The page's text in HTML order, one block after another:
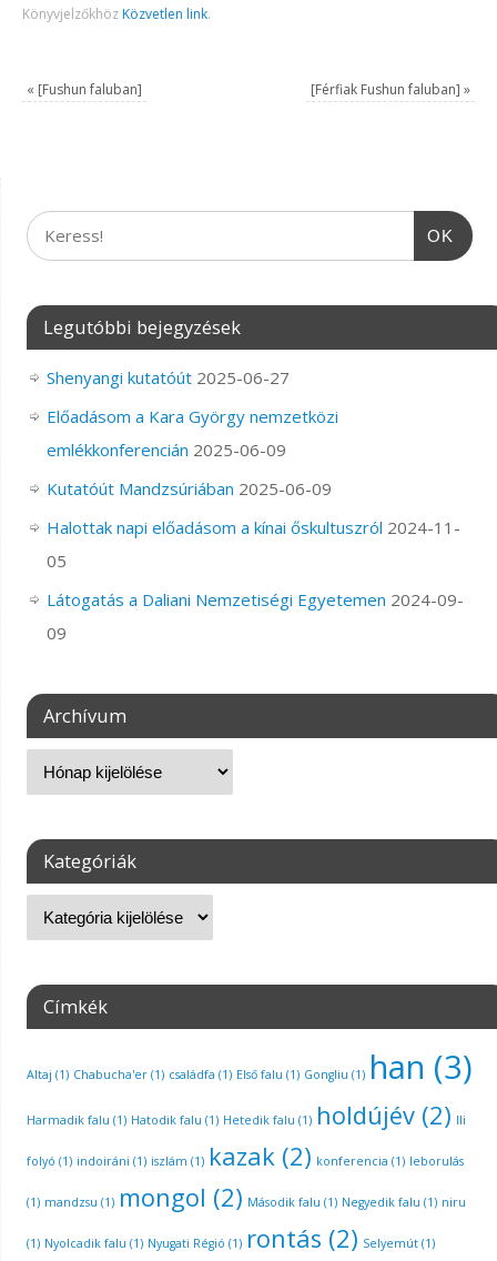
Könyvjelzőkhöz Közvetlen link.
« [Fushun faluban] [Férfiak Fushun faluban] »
OK
Legutóbbi bejegyzések
Shenyangi kutatóút 2025-06-27
Előadásom a Kara György nemzetközi
emlékkonferencián 2025-06-09
Kutatóút Mandzsúriában 2025-06-09
Halottak napi előadásom a kínai őskultuszról 2024-11-
05
Látogatás a Daliani Nemzetiségi Egyetemen 2024-09-
09
Archívum
Kategóriák
Címkék
Altaj (1) Chabucha'er(1) családfa (1) Első falu (1) Gongliu (1) han (3)
Harmadik falu (1) Hatodik falu (1) Hetedik falu (1) holdújév(2) Ili
folyó (1) indoiráni (1) iszlám (1) kazak(2) konferencia (1) leborulás
(1) mandzsu (1) mongol (2) Második falu (1) Negyedik falu (1) niru
(1) Nyolcadik falu (1) Nyugati Régió (1) rontás (2) Selyemút(1)